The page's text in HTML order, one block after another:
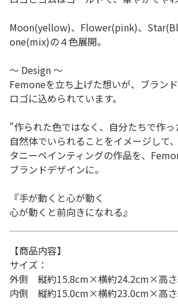
Moon(yellow)、Flower(pink)、
one(mix)の４色展開。
～ Design ～
Femoneを立ち上げた想いが、ブラン
ロゴに込められています。
"作られた色ではなく、自分たちで作っ
自然体でいられることをイメージして
タニーペインティングの作品を、
ブランドデザインに。
『手が動くと心が動く
心が動くと前向きになれる』
【商品内容】
サイズ：
外側 縦約15.8cm×横約24.2cm×高さ
内側 縦約15.0cm×横約23.0cm×高さ